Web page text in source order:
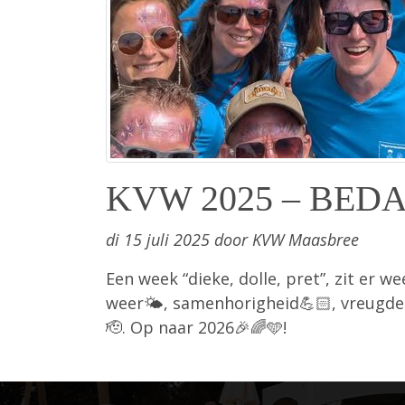
KVW 2025 –
di 15 juli 2025 door KVW Maasbree
Een week “dieke, dolle, pret”, zit er
weer🌤, samenhorigheid💪🏻,
🫡. Op naar 2026🎉🌈🩵!